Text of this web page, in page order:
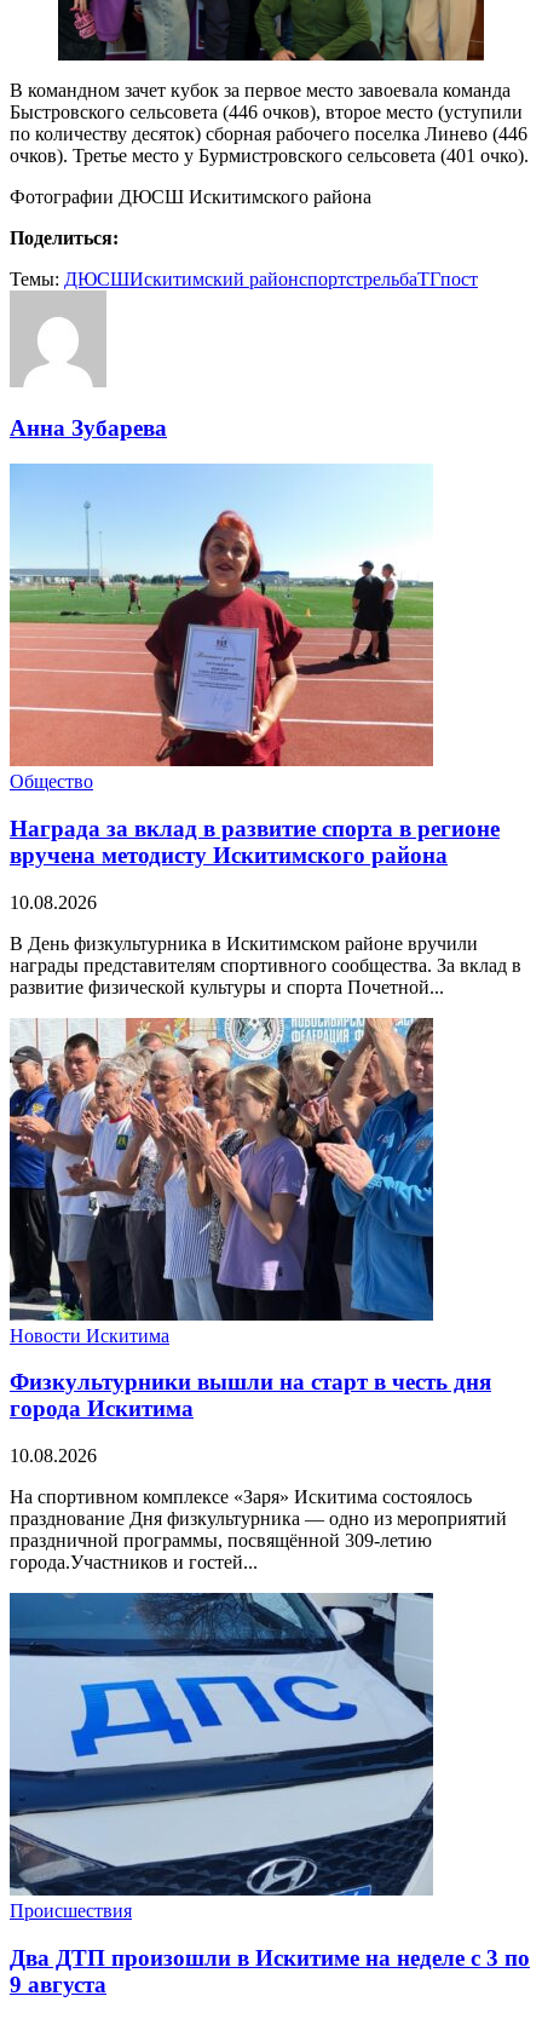
В командном зачет кубок за первое место завоевала команда
Быстровского сельсовета (446 очков), второе место (уступили
по количеству десяток) сборная рабочего поселка Линево (446
очков). Третье место у Бурмистровского сельсовета (401 очко).
Фотографии ДЮСШ Искитимского района
Поделиться:
Темы: ДЮСШИскитимский районспортстрельбаТГпост
Анна Зубарева
Общество
Награда за вклад в развитие спорта в регионе
вручена методисту Искитимского района
10.08.2026
В День физкультурника в Искитимском районе вручили
награды представителям спортивного сообщества. За вклад в
развитие физической культуры и спорта Почетной...
Новости Искитима
Физкультурники вышли на старт в честь дня
города Искитима
10.08.2026
На спортивном комплексе «Заря» Искитима состоялось
празднование Дня физкультурника — одно из мероприятий
праздничной программы, посвящённой 309-летию
города.Участников и гостей...
Происшествия
Два ДТП произошли в Искитиме на неделе с 3 по
9 августа